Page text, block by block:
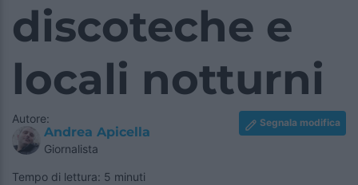
discoteche e
locali notturni
Autore:
Andrea Apicella
Giornalista
Segnala modifica
Tempo di lettura: 5 minuti